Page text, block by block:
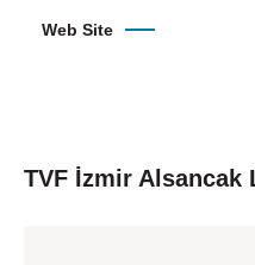
Web Site
TVF İzmir Alsancak